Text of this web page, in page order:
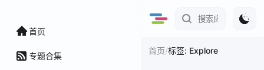
首页
专题合集
首页/标签: Explore